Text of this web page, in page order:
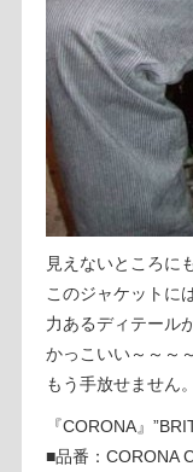
見えないところに
このジャケットに
力あるディテール
かっこいい～～～
もう手放せません
『CORONA』
■品番：CORONA